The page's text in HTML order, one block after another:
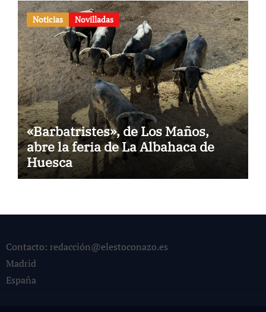
Noticias Novilladas
«Barbatristes», de Los Maños,
abre la feria de La Albahaca de
Huesca
Contacto: redacción@elestoconazo.es
Madrid
España